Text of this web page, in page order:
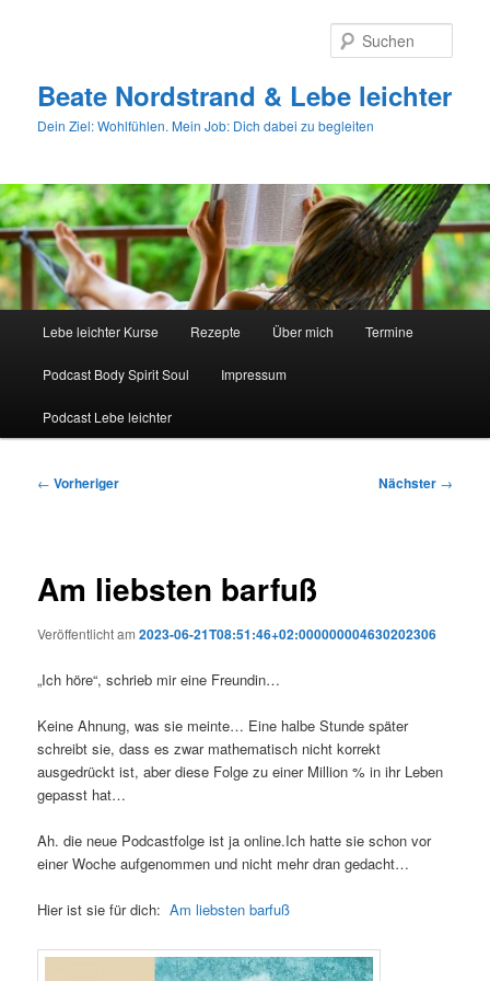
Beate Nordstrand & Lebe leichter
Dein Ziel: Wohlfühlen. Mein Job: Dich dabei zu begleiten
Lebe leichter Kurse Rezepte Über mich Termine
Podcast Body Spirit Soul Impressum
Podcast Lebe leichter
Beitragsnavigation
← Vorheriger Nächster →
Am liebsten barfuß
Veröffentlicht am2023-06-21T08:51:46+02:000000004630202306
„Ich höre“, schrieb mir eine Freundin…
Keine Ahnung, was sie meinte… Eine halbe Stunde später
schreibt sie, dass es zwar mathematisch nicht korrekt
ausgedrückt ist, aber diese Folge zu einer Million % in ihr Leben
gepasst hat…
Ah. die neue Podcastfolge ist ja online.Ich hatte sie schon vor
einer Woche aufgenommen und nicht mehr dran gedacht…
Hier ist sie für dich: Am liebsten barfuß